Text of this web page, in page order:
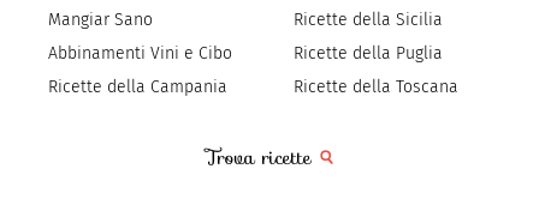
Mangiar Sano
Abbinamenti Vini e Cibo
Ricette della Campania
Ricette della Sicilia
Ricette della Puglia
Ricette della Toscana
Trova ricette